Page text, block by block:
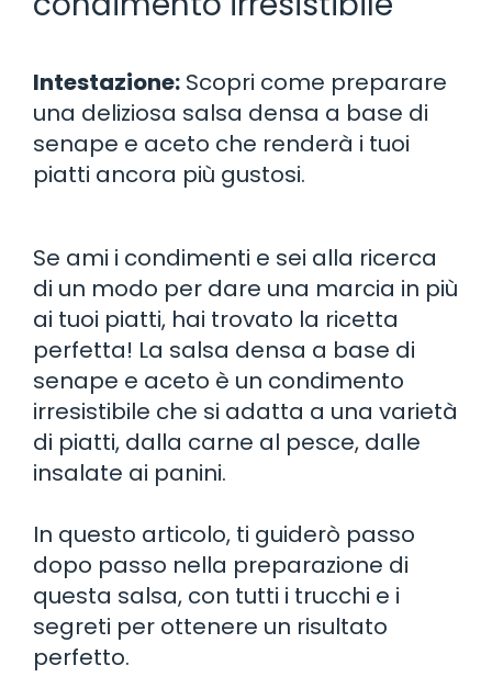
Intestazione: Scopri come preparare
una deliziosa salsa densa a base di
senape e aceto che renderà i tuoi
piatti ancora più gustosi.
Se ami i condimenti e sei alla ricerca
di un modo per dare una marcia in più
ai tuoi piatti, hai trovato la ricetta
perfetta! La salsa densa a base di
senape e aceto è un condimento
irresistibile che si adatta a una varietà
di piatti, dalla carne al pesce, dalle
insalate ai panini.
In questo articolo, ti guiderò passo
dopo passo nella preparazione di
questa salsa, con tutti i trucchi e i
segreti per ottenere un risultato
perfetto.